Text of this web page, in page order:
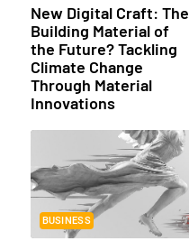
New Digital Craft: The
Building Material of
the Future? Tackling
Climate Change
Through Material
Innovations
BUSINESS